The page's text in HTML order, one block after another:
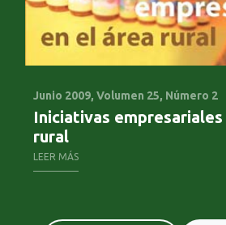
Junio 2009, Volumen 25, Número 2
Iniciativas empresariales
rural
LEER MÁS